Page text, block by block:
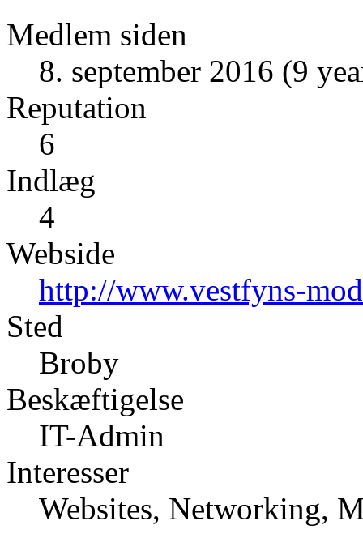
Medlem siden
8. september 2016 (9
Reputation
6
Indlæg
4
Webside
http://www.vestfyns-
Sted
Broby
Beskæftigelse
IT-Admin
Interesser
Websites, Networking,